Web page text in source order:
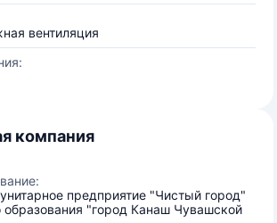
вентиляция
компания
предприятие "Чистый город"
образования "город Канаш Чувашской